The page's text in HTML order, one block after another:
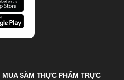
MUA SẮM THỰC PHẨM TRỰC